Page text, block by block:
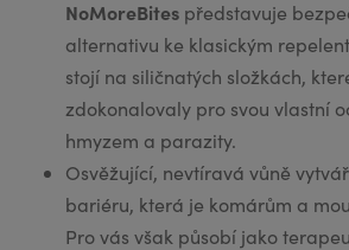
NoMoreBites představuje
alternativu ke klasickým
stojí na siličnatých složkách,
zdokonalovaly pro svou vlastní
hmyzem a parazity.
Osvěžující, nevtíravá vůně
bariéru, která je komárům a
Pro vás však působí jako